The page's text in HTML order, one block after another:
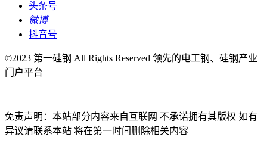
头条号
微博
抖音号
©2023 第一硅钢 All Rights Reserved 领先的电工钢、硅钢产业
门户平台
免责声明：本站部分内容来自互联网 不承诺拥有其版权 如有
异议请联系本站 将在第一时间删除相关内容